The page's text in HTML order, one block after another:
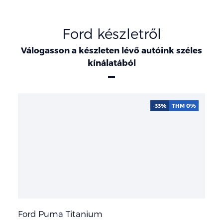
Ford készletről
Válogasson a készleten lévő autóink széles
kínálatából
Ford Puma Titanium
-33% THM 0%